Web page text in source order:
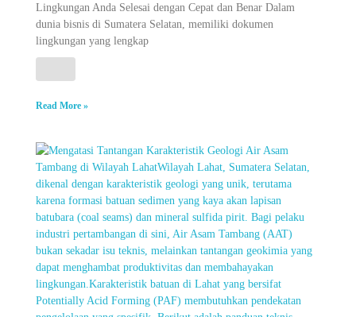
Lingkungan Anda Selesai dengan Cepat dan Benar Dalam
dunia bisnis di Sumatera Selatan, memiliki dokumen
lingkungan yang lengkap
Read More »